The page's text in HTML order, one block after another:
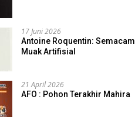
17 Juni 2026
Antoine Roquentin: Semacam
Muak Artifisial
21 April 2026
AFO : Pohon Terakhir Mahira